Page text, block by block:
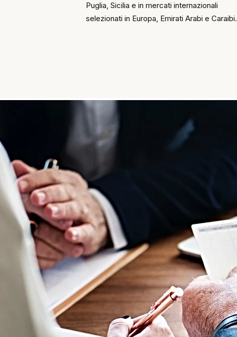
Puglia, Sicilia e in mercati internazionali
selezionati in Europa, Emirati Arabi e Caraibi.